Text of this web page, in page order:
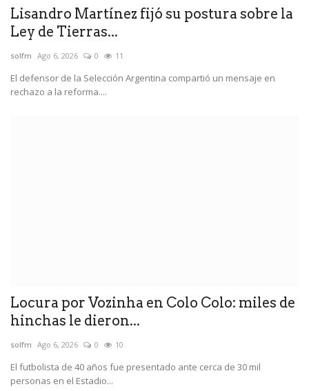
Lisandro Martínez fijó su postura sobre la
Ley de Tierras...
solfm Ago 6, 2026 0 11
El defensor de la Selección Argentina compartió un mensaje en
rechazo a la reforma....
Locura por Vozinha en Colo Colo: miles de
hinchas le dieron...
solfm Ago 6, 2026 0 10
El futbolista de 40 años fue presentado ante cerca de 30 mil
personas en el Estadio...